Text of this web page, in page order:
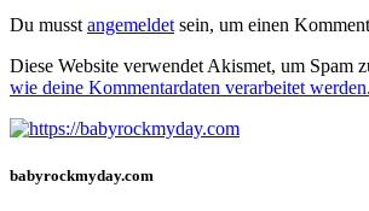
Du musst angemeldet sein, um einen
Diese Website verwendet Akismet, um Spam
wie deine Kommentardaten verarbeitet werden.
babyrockmyday.com